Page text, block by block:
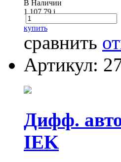
В Наличии
1 107.79i
купить
сравнить
Артикул:
Дифф.
IEK